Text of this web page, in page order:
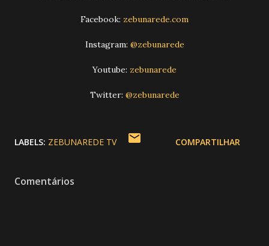
Facebook: zebunarede.com
Instagram: @zebunarede
Youtube: zebunarede
Twitter: @zebunarede
LABELS: ZEBUNAREDE TV COMPARTILHAR
Comentários